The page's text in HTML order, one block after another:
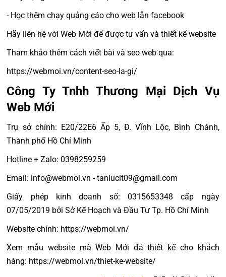
- Học thêm chạy quảng cáo cho web lẫn facebook
Hãy liên hệ với Web Mới để được tư vấn và thiết kế website
Tham khảo thêm cách viết bài và seo web qua:
https://webmoi.vn/content-seo-la-gi/
Công Ty Tnhh Thương Mại Dịch Vụ
Web Mới
Trụ sở chính: E20/22E6 Ấp 5, Đ. Vĩnh Lộc, Bình Chánh,
Thành phố Hồ Chí Minh
Hotline + Zalo: 0398259259
Email: info@webmoi.vn - tanlucit09@gmail.com
Giấy phép kinh doanh số: 0315653348 cấp ngày
07/05/2019 bởi Sở Kế Hoạch và Đầu Tư Tp. Hồ Chí Minh
Website chính: https://webmoi.vn/
Xem mẫu website mà Web Mới đã thiết kế cho khách
hàng: https://webmoi.vn/thiet-ke-website/